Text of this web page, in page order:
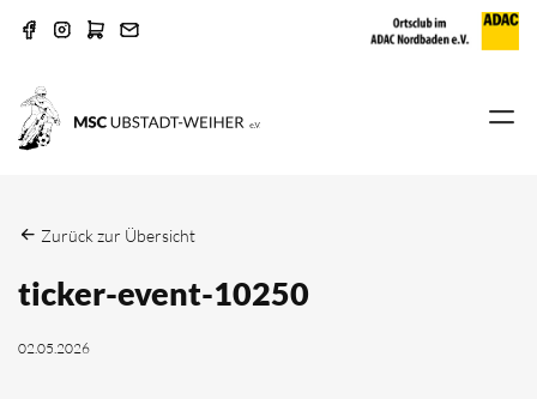
Zurück zur Übersicht
ticker-event-10250
02.05.2026